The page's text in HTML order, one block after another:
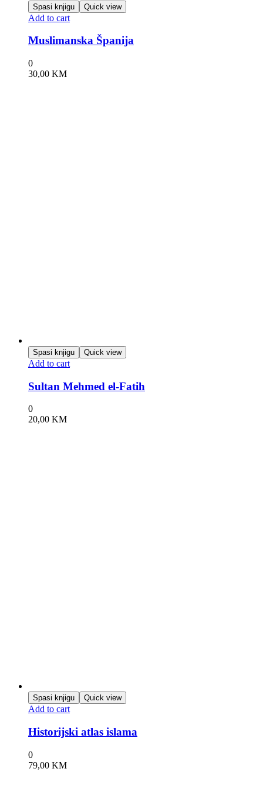
Spasi knjigu Quick view
Add to cart
Muslimanska Španija
0
30,00 KM
Spasi knjigu Quick view
Add to cart
Sultan Mehmed el-Fatih
0
20,00 KM
Spasi knjigu Quick view
Add to cart
Historijski atlas islama
0
79,00 KM